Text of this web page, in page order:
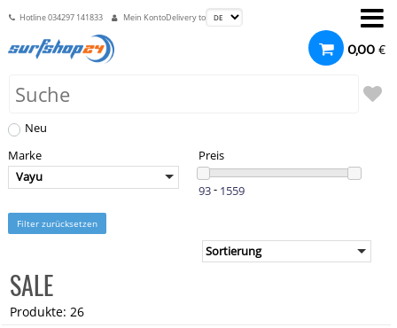
Hotline034297 141833 Mein KontoDelivery to
0,00 €
Neu
Marke
Vayu
Preis
-
Filter zurücksetzen
SALE
Produkte: 26